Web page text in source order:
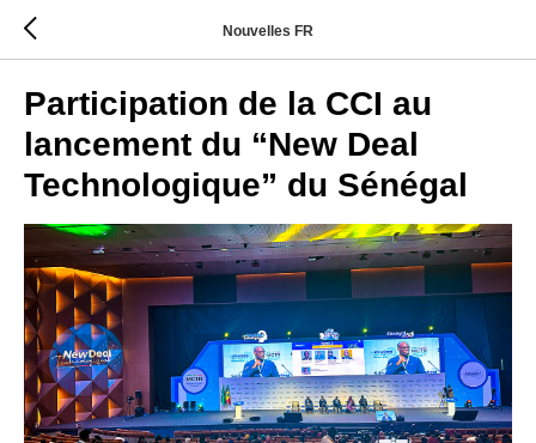
Nouvelles FR
Participation de la CCI au
lancement du “New Deal
Technologique” du Sénégal